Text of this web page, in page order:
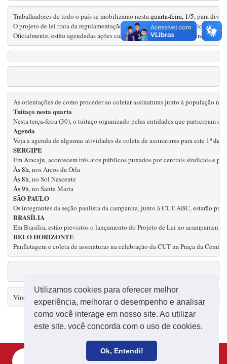
Utilizamos cookies para oferecer melhor
experiência, melhorar o desempenho e analisar
como você interage em nosso site. Ao utilizar
este site, você concorda com o uso de cookies.
Ok, Entendi!
Trabalhadores de todo o país se mobilizarão nesta quarta-feira, 1/5, para
O projeto de lei trata da regulamentação das Comunicações Eletrônicas no
Oficialmente, estão agendadas ações casadas com atos de centrais
Tuitaço nesta quarta
Agenda
Veja a agenda de algumas atividades de coleta de assinaturas para este 1º de
SERGIPE
Às 8h
Às 8h
, no Sol Nascente
Às 9h
SÃO PAULO
BRASÍLIA
Em Brasília, estão previstos o lançamento do Projeto de Lei no
BELO HORIZONTE
Panfletagem e coleta de assinaturas na celebração da CUT na Praça da
Vincule suas fotos e textos dos eventos com as hashtags #querofalartb
Receba notícias